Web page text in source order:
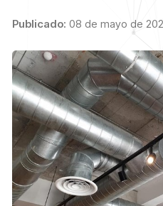
Publicado: 08 de mayo de